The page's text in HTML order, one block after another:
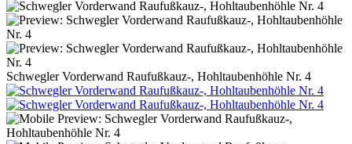
Schwegler Vorderwand Raufußkauz-, Hohltaubenhöhle Nr. 4